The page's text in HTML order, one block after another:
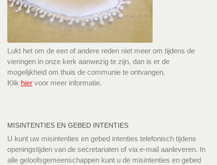
Lukt het om de een of andere reden niet meer om tijdens de
vieringen in onze kerk aanwezig te zijn, dan is er de
mogelijkheid om thuis de communie te ontvangen.
Klik hier voor meer informatie.
MISINTENTIES EN GEBED INTENTIES
U kunt uw misintenties en gebed intenties telefonisch tijdens
openingstijden van de secretariaten of via e-mail aanleveren. In
alle geloofsgemeenschappen kunt u de misintenties en gebed